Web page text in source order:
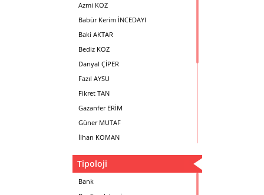
Azmi KOZ
Babür Kerim İNCEDAYI
Baki AKTAR
Bediz KOZ
Danyal ÇİPER
Fazıl AYSU
Fikret TAN
Gazanfer ERİM
Güner MUTAF
İlhan KOMAN
Metin Atabey ATA
Minas BOYACIYAN
Tipoloji
Bank